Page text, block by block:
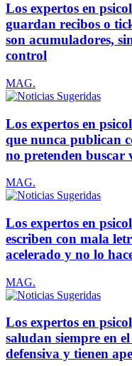
Los expertos en
guardan recibos o
son acumuladores,
control
MAG.
Los expertos en
que nunca publican
no pretenden buscar
MAG.
Los expertos en
escriben con mala
acelerado y no lo
MAG.
Los expertos en
saludan siempre en
defensiva y tienen